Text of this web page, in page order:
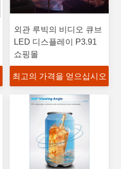
외관 루빅의 비디오 큐브
LED 디스플레이 P3.91
쇼핑몰
최고의 가격을 얻으십시오